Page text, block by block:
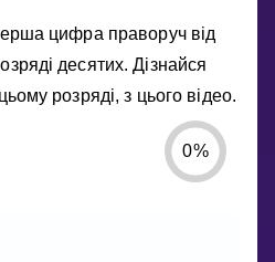
цифра праворуч від
десятих. Дізнайся
розряді, з цього відео.
0%